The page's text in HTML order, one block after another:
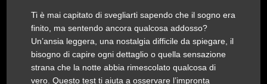
Ti è mai capitato di svegliarti sapendo che il sogno era
finito, ma sentendo ancora qualcosa addosso?
Un’ansia leggera, una nostalgia difficile da spiegare, il
bisogno di capire ogni dettaglio o quella sensazione
strana che la notte abbia rimescolato qualcosa di
vero. Questo test ti aiuta a osservare l’impronta